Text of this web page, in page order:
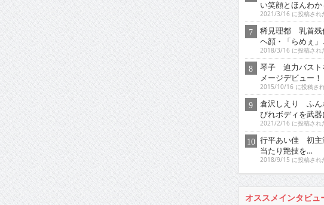
い笑顔とほんわか
2021/3/16 に投稿され
稀見理都 乳首残
ヘ顔・「らめぇ
2018/3/16 に投稿され
琴子 迫力バスト
メージデビュー！
2015/10/16 に投稿さ
倉沢しえり ふん
びれボディを武器
2021/2/16 に投稿され
行平あい佳 初主
当たり艶技を…
2018/9/15 に投稿され
オススメインタビュ